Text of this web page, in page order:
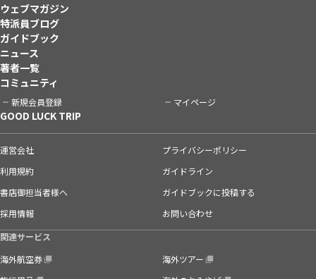
ウェブマガジン
特派員ブログ
ガイドブック
ニュース
著者一覧
コミュニティ
新規会員登録 マイページ
GOOD LUCK TRIP
運営会社
プライバシーポリシー
利用規約
ガイドライン
書店御担当者様へ
ガイドブックに投稿する
採用情報
お問い合わせ
関連サービス
海外航空券
海外ツアー